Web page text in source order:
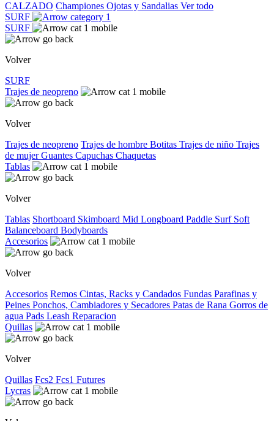
CALZADO Championes Ojotas y Sandalias Ver todo
SURF
SURF
Volver
SURF
Trajes de neopreno
Volver
Trajes de neopreno Trajes de hombre Botitas Trajes de niño Trajes
de mujerGuantes Capuchas Chaquetas
Tablas
Volver
Tablas Shortboard Skimboard Mid Longboard Paddle Surf Soft
Balanceboard Bodyboards
Accesorios
Volver
Accesorios Remos Cintas, Racks y Candados Fundas Parafinas y
Peines Ponchos, Cambiadores y Secadores Patas de Rana Gorros de
agua Pads Leash Reparacion
Quillas
Volver
Quillas Fcs2 Fcs1 Futures
Lycras